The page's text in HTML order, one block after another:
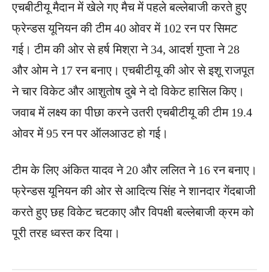
एचबीटीयू मैदान में खेले गए मैच में पहले बल्लेबाजी करते हुए
फ्रेन्डस यूनियन की टीम 40 ओवर में 102 रन पर सिमट
गई। टीम की ओर से हर्ष मिश्रा ने 34, आदर्श गुप्ता ने 28
और ओम ने 17 रन बनाए। एचबीटीयू की ओर से इशू राजपूत
ने चार विकेट और आशुतोष दुबे ने दो विकेट हासिल किए।
जवाब में लक्ष्य का पीछा करने उतरी एचबीटीयू की टीम 19.4
ओवर में 95 रन पर ऑलआउट हो गई।
टीम के लिए अंकित यादव ने 20 और ललित ने 16 रन बनाए।
फ्रेन्डस यूनियन की ओर से आदित्य सिंह ने शानदार गेंदबाजी
करते हुए छह विकेट चटकाए और विपक्षी बल्लेबाजी क्रम को
पूरी तरह ध्वस्त कर दिया।